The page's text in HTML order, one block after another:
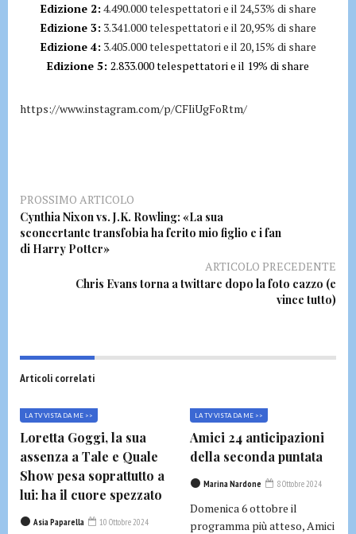
Edizione 2: 4.490.000 telespettatori e il 24,53% di share
Edizione 3: 3.341.000 telespettatori e il 20,95% di share
Edizione 4: 3.405.000 telespettatori e il 20,15% di share
Edizione 5: 2.833.000 telespettatori e il 19% di share
https://www.instagram.com/p/CFIiUgFoRtm/
PROSSIMO ARTICOLO
Cynthia Nixon vs. J.K. Rowling: «La sua
sconcertante transfobia ha ferito mio figlio e i fan
di Harry Potter»
ARTICOLO PRECEDENTE
Chris Evans torna a twittare dopo la foto cazzo (e
vince tutto)
Articoli correlati
LA TV VISTA DA ME >>
Loretta Goggi, la sua
assenza a Tale e Quale
Show pesa soprattutto a
lui: ha il cuore spezzato
Asia Paparella 10 Ottobre 2024
LA TV VISTA DA ME >>
Amici 24 anticipazioni
della seconda puntata
Marina Nardone 8 Ottobre 2024
Domenica 6 ottobre il
programma più atteso, Amici